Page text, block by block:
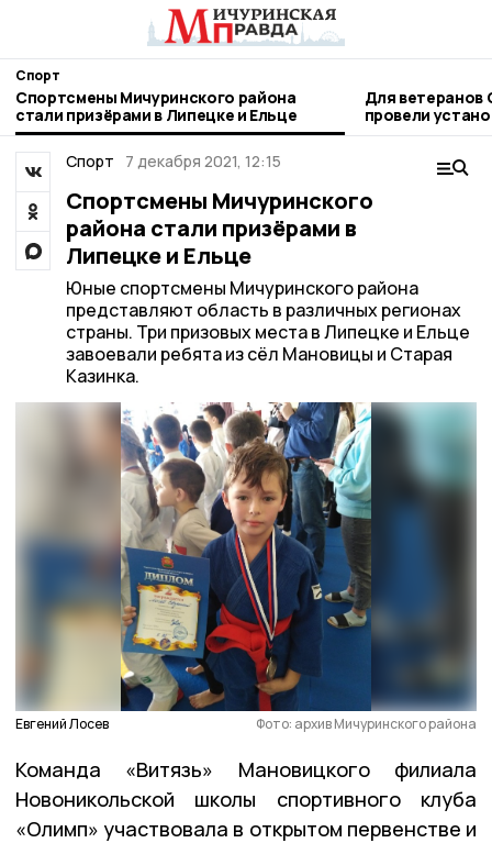
Спорт
Спортсмены Мичуринского района
стали призёрами в Липецке и Ельце
Для ветеранов
провели
следж-хоккею
Спорт
7 декабря 2021, 12:15
Спортсмены Мичуринского
района стали призёрами в
Липецке и Ельце
Юные спортсмены Мичуринского района
представляют область в различных регионах
страны. Три призовых места в Липецке и Ельце
завоевали ребята из сёл Мановицы и Старая
Казинка.
Евгений Лосев Фото: архив Мичуринского района
Команда «Витязь» Мановицкого филиала
Новоникольской школы спортивного клуба
«Олимп» участвовала в открытом первенстве и